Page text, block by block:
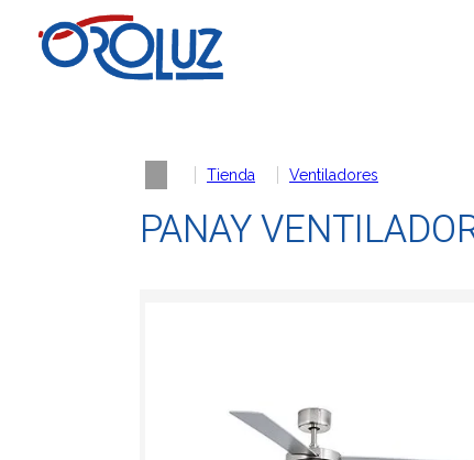
Tienda Ventiladores
PANAY